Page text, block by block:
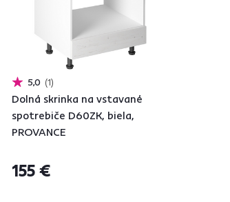
5,0 1
Dolná skrinka na vstavané
spotrebiče D60ZK, biela,
PROVANCE
155 €